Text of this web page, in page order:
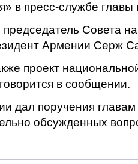
в пресс-службе главы
Совета
Армении Серж
проект
в сообщении.
дал поручения
обсужденных